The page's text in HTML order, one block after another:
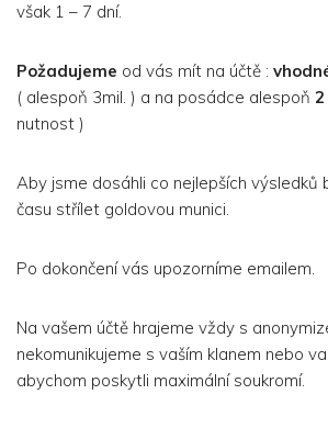
však 1 – 7 dní.
Požadujeme od vás mít na účtě :
( alespoň 3mil. ) a na posádce alespoň
nutnost )
Aby jsme dosáhli co nejlepších výsledků
času střílet goldovou munici.
Po dokončení vás upozorníme emailem.
Na vašem účtě hrajeme vždy s
nekomunikujeme s vaším klanem nebo
abychom poskytli maximální soukromí.